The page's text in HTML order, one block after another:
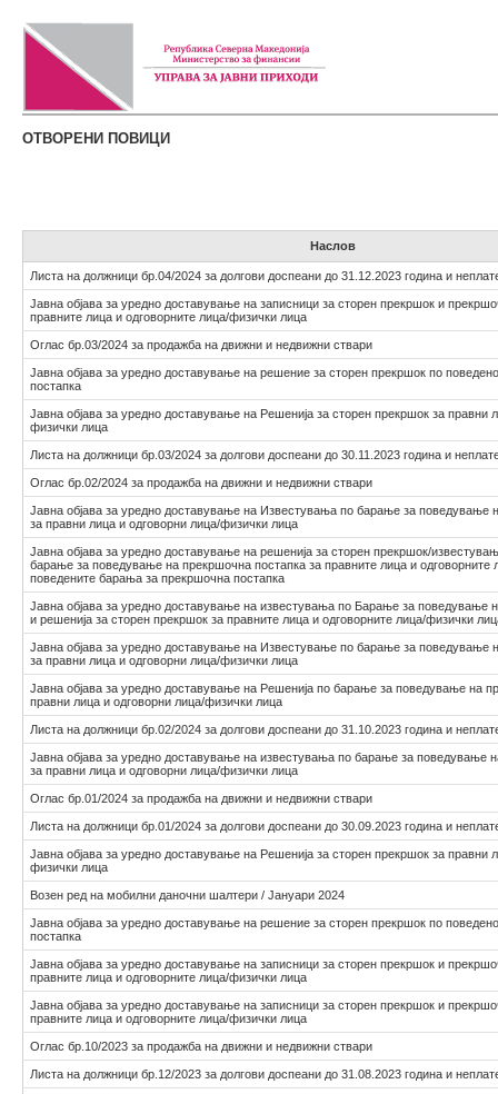
ОТВОРЕНИ ПОВИЦИ
Наслов
Листа на должници бр.04/2024 за долгови доспеани до 31.12.2023 година и
Јавна објава за уредно доставување на записници за сторен прекршок и
правните лица и одговорните лица/физички лица
Оглас бр.03/2024 за продажба на движни и недвижни ствари
Јавна објава за уредно доставување на решение за сторен прекршок по
постапка
Јавна објава за уредно доставување на Решенија за сторен прекршок за правни
физички лица
Листа на должници бр.03/2024 за долгови доспеани до 30.11.2023 година и
Оглас бр.02/2024 за продажба на движни и недвижни ствари
Јавна објава за уредно доставување на Известувања по барање за поведување
за правни лица и одговорни лица/физички лица
Јавна објава за уредно доставување на решенија за сторен прекршок/
барање за поведување на прекршочна постапка за правните лица и одговорните
поведените барања за прекршочна постапка
Јавна објава за уредно доставување на известувања по Барање за поведување
и решенија за сторен прекршок за правните лица и одговорните лица/физички
Јавна објава за уредно доставување на Известување по барање за поведување
за правни лица и одговорни лица/физички лица
Јавна објава за уредно доставување на Решенија по барање за поведување на
правни лица и одговорни лица/физички лица
Листа на должници бр.02/2024 за долгови доспеани до 31.10.2023 година и
Јавна објава за уредно доставување на известувања по барање за поведување
за правни лица и одговорни лица/физички лица
Оглас бр.01/2024 за продажба на движни и недвижни ствари
Листа на должници бр.01/2024 за долгови доспеани до 30.09.2023 година и
Јавна објава за уредно доставување на Решенија за сторен прекршок за правни
физички лица
Возен ред на мобилни даночни шалтери / Јануари 2024
Јавна објава за уредно доставување на решение за сторен прекршок по
постапка
Јавна објава за уредно доставување на записници за сторен прекршок и
правните лица и одговорните лица/физички лица
Јавна објава за уредно доставување на записници за сторен прекршок и
правните лица и одговорните лица/физички лица
Оглас бр.10/2023 за продажба на движни и недвижни ствари
Листа на должници бр.12/2023 за долгови доспеани до 31.08.2023 година и